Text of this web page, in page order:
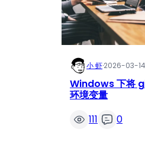
小 虾·2026-03-14
Windows 下将
环境变量
111
0